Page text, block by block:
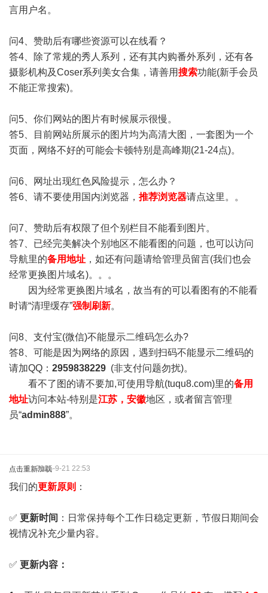
言用户名。
问4、赞助后有哪些资源可以在线看？
答4、除了常规的秀人系列，还有其内购番外系列，还有各
摄影机构及Coser系列美女合集，请善用搜索功能(新手会员
不能正常搜索)。
问5、你们网站的图片有时候展示很慢。
答5、目前网站所展示的图片均为高清大图，一套图为一个
页面，网络不好的可能会卡顿特别是高峰期(21-24点)。
问6、网址出现红色风险提示，怎么办？
答6、请不要使用国内浏览器， 推荐浏览器请点这里。。
问7、赞助后有权限了但个别栏目不能看到图片。
答7、已经完美解决个别地区不能看图的问题，也可以访问
导航里的备用地址 ，如还有问题请给管理员留言(我们也会
经常更换图片域名)。。。
因为经常更换图片域名，故当有的可以看图有的不能看
时请“清理缓存”强制刷新。
问8、支付宝(微信)不能显示二维码怎么办?
答8、可能是因为网络的原因，遇到扫码不能显示二维码的
请加QQ： 2959838229 (非支付问题勿扰)。
看不了图的请不要加,可使用导航(tuqu8.com)里的备用
地址访问本站-特别是江苏，安徽地区，或者留言管理
员“admin888”。
点击重新加载2025-9-21 22:53
我们的更新原则 ：
✅ 更新时间 ：日常保持每个工作日稳定更新，节假日期间会
视情况补充少量内容。
✅ 更新内容：